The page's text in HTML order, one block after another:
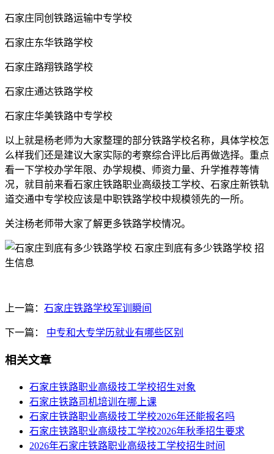
石家庄同创铁路运输中专学校
石家庄东华铁路学校
石家庄路翔铁路学校
石家庄通达铁路学校
石家庄华美铁路中专学校
以上就是杨老师为大家整理的部分铁路学校名称，具体学校怎
么样我们还是建议大家实际的考察综合评比后再做选择。重点
看一下学校办学年限、办学规模、师资力量、升学推荐等情
况，就目前来看石家庄铁路职业高级技工学校、石家庄新铁轨
道交通中专学校应该是中职铁路学校中规模领先的一所。
关注杨老师带大家了解更多铁路学校情况。
上一篇： 石家庄铁路学校军训瞬间
下一篇： 中专和大专学历就业有哪些区别
相关文章
石家庄铁路职业高级技工学校招生对象
石家庄铁路司机培训在哪上课
石家庄铁路职业高级技工学校2026年还能报名吗
石家庄铁路职业高级技工学校2026年秋季招生要求
2026年石家庄铁路职业高级技工学校招生时间